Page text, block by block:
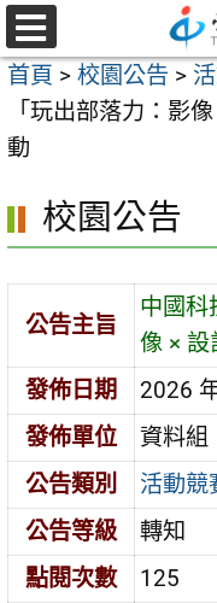
跳
至
主
內
區
選
單
首頁 > 校園公告 >
「玩出部落力：影
動
校園公告
公告主旨
中國科
像 × 設
發佈日期
2026
發佈單位
資料組
公告類別
活動競
公告等級
轉知
點閱次數
125